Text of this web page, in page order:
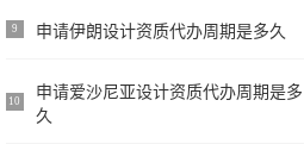
9 申请伊朗设计资质代办周期是多久
10
申请爱沙尼亚设计资质代办周期是多
久